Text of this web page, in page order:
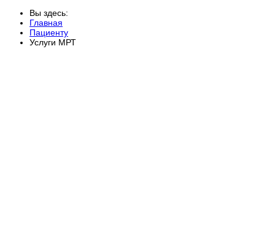
Вы здесь:
Главная
Пациенту
Услуги МРТ